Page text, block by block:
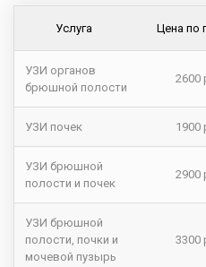
Услуга Цена по
УЗИ органов
брюшной полости
2600
УЗИ почек 1900
УЗИ брюшной
полости и почек
2900
УЗИ брюшной
полости, почки и
мочевой пузырь
3300